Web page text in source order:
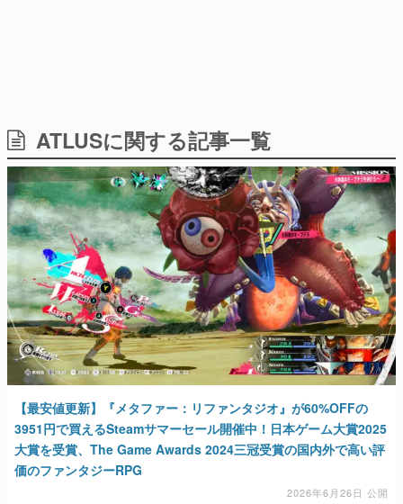
日本のコンテンツ産業やカルチャーに与えた影響を探る企
画です。
日本モバイルゲーム産業史
日本のモバイルゲーム史における主要なトピック・タイト
ルを網羅するほか、開発者へのインタビューや識者による
解説を掲載。約20年の歴史が一望できる決定版！
若ゲのいたり〜ゲームクリエイターの青春〜
『うつヌケ』『ペンと箸』等で知られるマンガ家・田中圭
一先生によるゲーム業界レポートマンガです。
なんでゲームは面白い？
ゲーム開発者・hamatsu氏がゲームの魅力を画面や操作の
具体的な形から解き明かしていく、硬派で骨太な評論連載
です。
「経験値」「裏技」「ラスボス」… ゲームにまつわる言葉
の起源や用法の変遷を、コンピューター文化史研究家・タ
イニーP氏が徹底調査。
カテゴリ
ATLUSに関する記事一覧
【最安値更新】『メタファー：リファンタジオ』が60%OFFの
3951円で買えるSteamサマーセール開催中！日本ゲーム大賞2025
大賞を受賞、The Game Awards 2024三冠受賞の国内外で高い評
価のファンタジーRPG
2026年6月26日 公開